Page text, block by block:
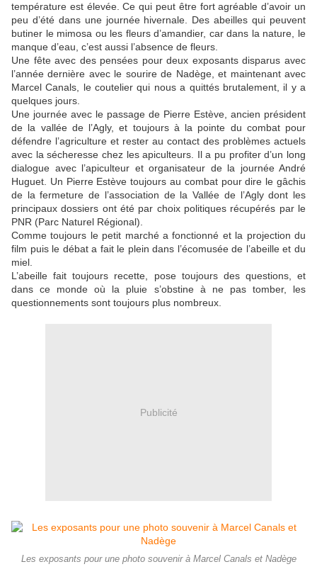
température est élevée. Ce qui peut être fort agréable d’avoir un
peu d’été dans une journée hivernale. Des abeilles qui peuvent
butiner le mimosa ou les fleurs d’amandier, car dans la nature, le
manque d’eau, c’est aussi l’absence de fleurs.
Une fête avec des pensées pour deux exposants disparus avec
l’année dernière avec le sourire de Nadège, et maintenant avec
Marcel Canals, le coutelier qui nous a quittés brutalement, il y a
quelques jours.
Une journée avec le passage de Pierre Estève, ancien président
de la vallée de l’Agly, et toujours à la pointe du combat pour
défendre l’agriculture et rester au contact des problèmes actuels
avec la sécheresse chez les apiculteurs. Il a pu profiter d’un long
dialogue avec l’apiculteur et organisateur de la journée André
Huguet. Un Pierre Estève toujours au combat pour dire le gâchis
de la fermeture de l’association de la Vallée de l’Agly dont les
principaux dossiers ont été par choix politiques récupérés par le
PNR (Parc Naturel Régional).
Comme toujours le petit marché a fonctionné et la projection du
film puis le débat a fait le plein dans l’écomusée de l’abeille et du
miel.
L’abeille fait toujours recette, pose toujours des questions, et
dans ce monde où la pluie s’obstine à ne pas tomber, les
questionnements sont toujours plus nombreux.
Publicité
Les exposants pour une photo souvenir à Marcel Canals et Nadège